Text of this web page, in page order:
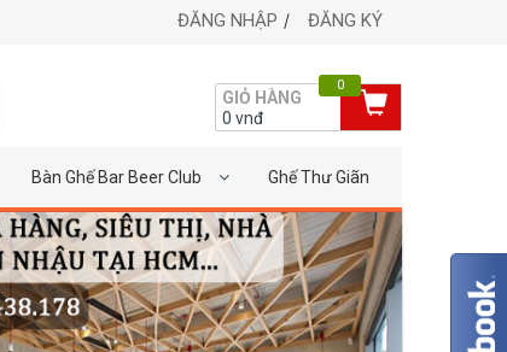
ĐĂNG NHẬP ĐĂNG KÝ
GIỎ HÀNG
0 vnđ
0
Bàn Ghế Bar Beer Club Ghế Thư Giãn